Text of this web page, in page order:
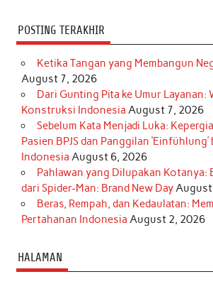
POSTING TERAKHIR
Ketika Tangan yang Membangun
August 7, 2026
Dari Gunting Pita ke Umur Layanan:
Konstruksi Indonesia August 7, 2026
Sebelum Kata Menjadi Luka:
Pasien BPJS dan Panggilan ‘Einfühlung’
Indonesia August 6, 2026
Pahlawan yang Dilupakan Kotanya:
dari Spider-Man: Brand New Day
Beras, Rempah, dan Kedaulatan:
Pertahanan Indonesia August 2, 2026
HALAMAN